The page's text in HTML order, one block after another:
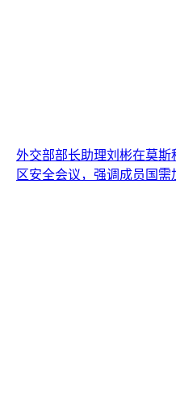
外交部部长助理刘彬在莫
区安全会议，强调成员国需